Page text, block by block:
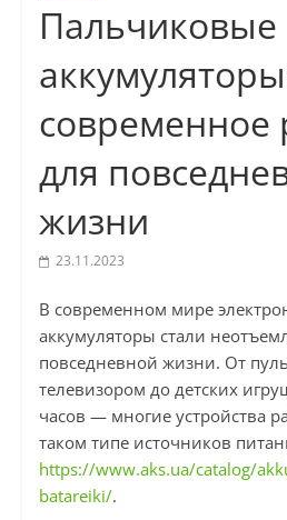
Пальчиковые
для
жизни
23.11.2023
В современном мире
аккумуляторы стали
повседневной жизни. От
телевизором до детских
часов — многие устройства
таком типе источников
https://www.aks.ua/catalog/
batareiki/.